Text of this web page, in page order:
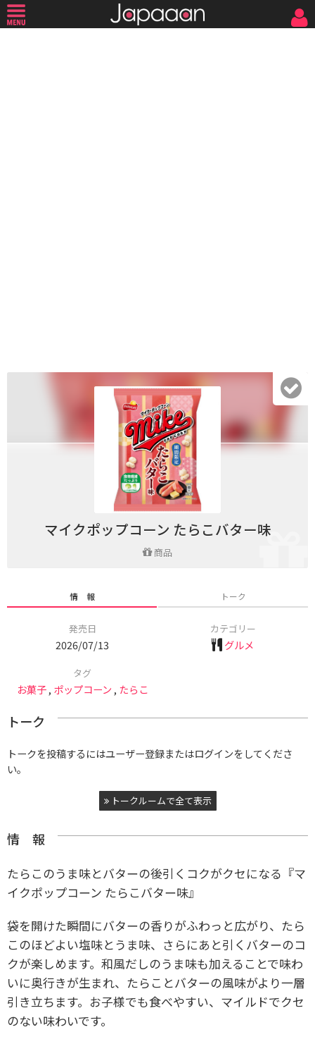
マイクポップコーン たらこバター味
商品
情 報 トーク
発売日
2026/07/13
カテゴリー
グルメ
タグ
お菓子, ポップコーン , たらこ
トーク
トークを投稿するにはユーザー登録またはログインをしてくださ
い。
トークルームで全て表示
情 報
たらこのうま味とバターの後引くコクがクセになる『マ
イクポップコーン たらこバター味』
袋を開けた瞬間にバターの香りがふわっと広がり、たら
このほどよい塩味とうま味、さらにあと引くバターのコ
クが楽しめます。和風だしのうま味も加えることで味わ
いに奥行きが生まれ、たらことバターの風味がより一層
引き立ちます。お子様でも食べやすい、マイルドでクセ
のない味わいです。